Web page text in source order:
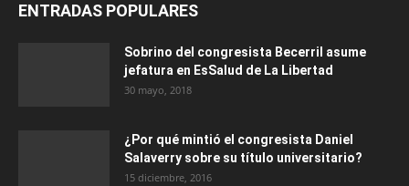
ENTRADAS POPULARES
Sobrino del congresista Becerril asume
jefatura en EsSalud de La Libertad
30 mayo, 2018
¿Por qué mintió el congresista Daniel
Salaverry sobre su título universitario?
15 diciembre, 2016